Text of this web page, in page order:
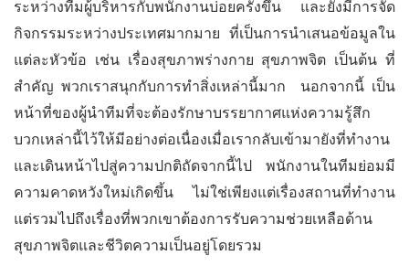
ระหว่างทีมผู้บริหารกับพนักงานบ่อยครั้งขึ้น และยังมีการจัด
กิจกรรมระหว่างประเทศมากมาย ที่เป็นการนำเสนอข้อมูลใน
แต่ละหัวข้อ เช่น เรื่องสุขภาพร่างกาย สุขภาพจิต เป็นต้น ที่
สำคัญ พวกเราสนุกกับการทำสิ่งเหล่านี้มาก นอกจากนี้ เป็น
หน้าที่ของผู้นำทีมที่จะต้องรักษาบรรยากาศแห่งความรู้สึก
บวกเหล่านี้ไว้ให้มีอย่างต่อเนื่องเมื่อเรากลับเข้ามายังที่ทำงาน
และเดินหน้าไปสู่ความปกติถัดจากนี้ไป พนักงานในทีมย่อมมี
ความคาดหวังใหม่เกิดขึ้น ไม่ใช่เพียงแต่เรื่องสถานที่ทำงาน
แต่รวมไปถึงเรื่องที่พวกเขาต้องการรับความช่วยเหลือด้าน
สุขภาพจิตและชีวิตความเป็นอยู่โดยรวม